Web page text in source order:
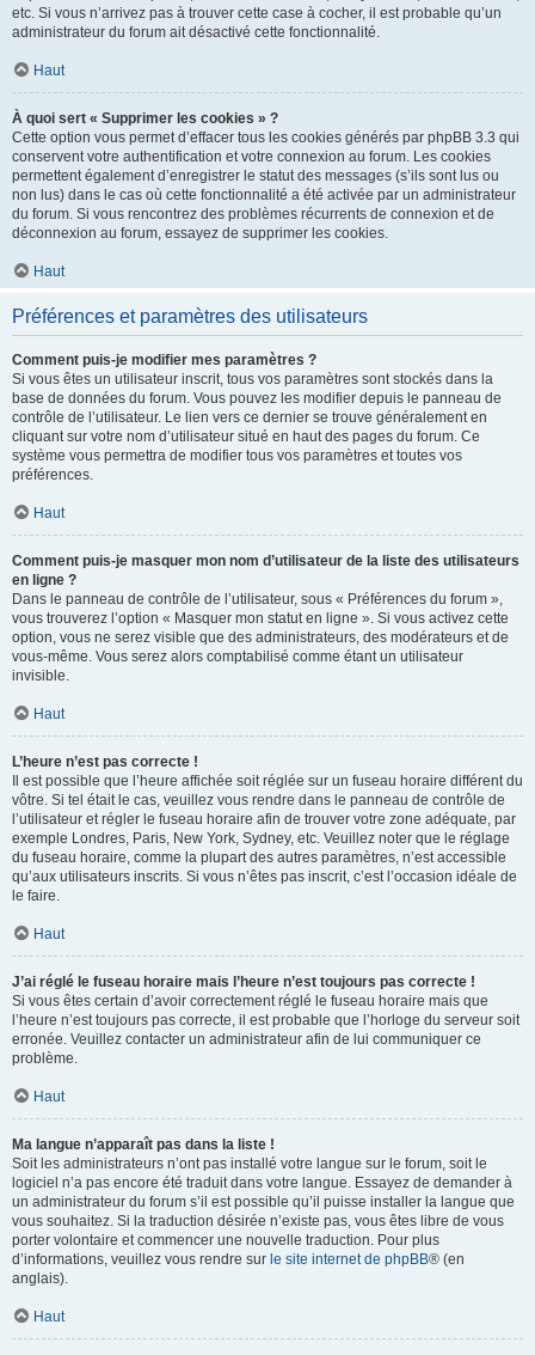
etc. Si vous n’arrivez pas à trouver cette case à cocher, il est probable qu’un
administrateur du forum ait désactivé cette fonctionnalité.
Haut
À quoi sert « Supprimer les cookies » ?
Cette option vous permet d’effacer tous les cookies générés par phpBB 3.3 qui
conservent votre authentification et votre connexion au forum. Les cookies
permettent également d’enregistrer le statut des messages (s’ils sont lus ou
non lus) dans le cas où cette fonctionnalité a été activée par un administrateur
du forum. Si vous rencontrez des problèmes récurrents de connexion et de
déconnexion au forum, essayez de supprimer les cookies.
Haut
Préférences et paramètres des utilisateurs
Comment puis-je modifier mes paramètres ?
Si vous êtes un utilisateur inscrit, tous vos paramètres sont stockés dans la
base de données du forum. Vous pouvez les modifier depuis le panneau de
contrôle de l’utilisateur. Le lien vers ce dernier se trouve généralement en
cliquant sur votre nom d’utilisateur situé en haut des pages du forum. Ce
système vous permettra de modifier tous vos paramètres et toutes vos
préférences.
Haut
Comment puis-je masquer mon nom d’utilisateur de la liste des utilisateurs
en ligne ?
Dans le panneau de contrôle de l’utilisateur, sous « Préférences du forum »,
vous trouverez l’option « Masquer mon statut en ligne ». Si vous activez cette
option, vous ne serez visible que des administrateurs, des modérateurs et de
vous-même. Vous serez alors comptabilisé comme étant un utilisateur
invisible.
Haut
L’heure n’est pas correcte !
Il est possible que l’heure affichée soit réglée sur un fuseau horaire différent du
vôtre. Si tel était le cas, veuillez vous rendre dans le panneau de contrôle de
l’utilisateur et régler le fuseau horaire afin de trouver votre zone adéquate, par
exemple Londres, Paris, New York, Sydney, etc. Veuillez noter que le réglage
du fuseau horaire, comme la plupart des autres paramètres, n’est accessible
qu’aux utilisateurs inscrits. Si vous n’êtes pas inscrit, c’est l’occasion idéale de
le faire.
Haut
J’ai réglé le fuseau horaire mais l’heure n’est toujours pas correcte !
Si vous êtes certain d’avoir correctement réglé le fuseau horaire mais que
l’heure n’est toujours pas correcte, il est probable que l’horloge du serveur soit
erronée. Veuillez contacter un administrateur afin de lui communiquer ce
problème.
Haut
Ma langue n’apparaît pas dans la liste !
Soit les administrateurs n’ont pas installé votre langue sur le forum, soit le
logiciel n’a pas encore été traduit dans votre langue. Essayez de demander à
un administrateur du forum s’il est possible qu’il puisse installer la langue que
vous souhaitez. Si la traduction désirée n’existe pas, vous êtes libre de vous
porter volontaire et commencer une nouvelle traduction. Pour plus
d’informations, veuillez vous rendre sur le site internet de phpBB® (en
anglais).
Haut